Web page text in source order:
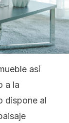
así
a la
dispone al